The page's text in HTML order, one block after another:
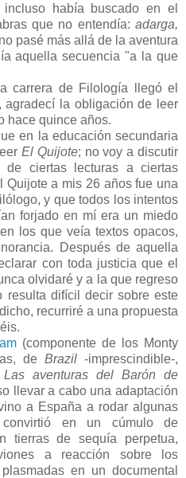
había buscado en el
que no entendía: adarga,
pasé más allá de la aventura
aquella secuencia "a la que
carrera de Filología llegó el
agradecí la obligación de leer
hace quince años.
en la educación secundaria
El Quijote; no voy a discutir
ciertas lecturas a ciertas
a mis 26 años fue una
y que todos los intentos
forjado en mí era un miedo
los que veía textos opacos,
Después de aquella
con toda justicia que el
olvidaré y a la que regreso
resulta difícil decir sobre este
recurriré a una propuesta
(componente de los Monty
deBrazil -imprescindible-,
Las aventuras del Barón de
llevar a cabo una adaptación
a España a rodar algunas
en un cúmulo de
tierras de sequía perpetua,
a reacción sobre los
en un documental